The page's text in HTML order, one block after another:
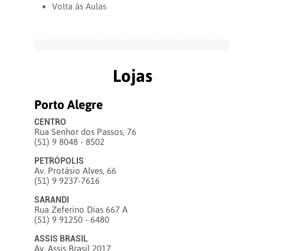
Volta às Aulas
Lojas
Porto Alegre
CENTRO
Rua Senhor dos Passos, 76
(51) 9 8048 - 8502
PETRÓPOLIS
Av. Protásio Alves, 66
(51) 9 9237-7616
SARANDI
Rua Zeferino Dias 667 A
(51) 9 91250 - 6480
ASSIS BRASIL
Av. Assis Brasil 2017